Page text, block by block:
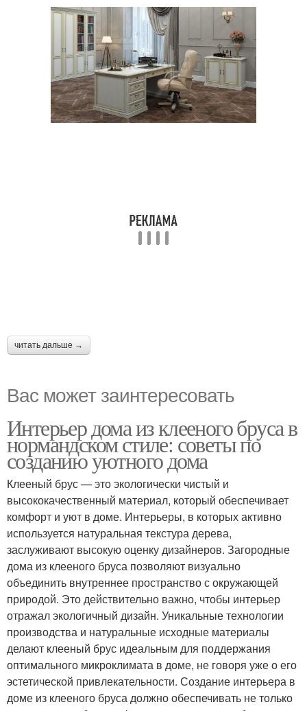
читать дальше →
Вас может заинтересовать
Интерьер дома из клееного бруса в
нормандском стиле: советы по
созданию уютного дома
Клееный брус — это экологически чистый и
высококачественный материал, который обеспечивает
комфорт и уют в доме. Интерьеры, в которых активно
используется натуральная текстура дерева,
заслуживают высокую оценку дизайнеров. Загородные
дома из клееного бруса позволяют визуально
объединить внутреннее пространство с окружающей
природой. Это действительно важно, чтобы интерьер
отражал экологичный дизайн. Уникальные технологии
производства и натуральные исходные материалы
делают клееный брус идеальным для поддержания
оптимального микроклимата в доме, не говоря уже о его
эстетической привлекательности. Создание интерьера в
доме из клееного бруса должно обеспечивать не только